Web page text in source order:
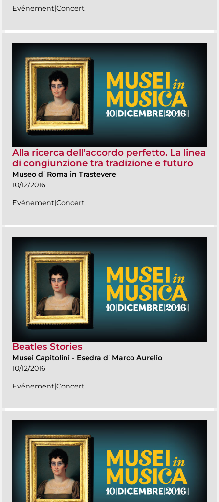
Evénement|Concert
Alla ricerca dell'accordo perfetto. La linea
di congiunzione tra tradizione e futuro
Museo di Roma in Trastevere
10/12/2016
Evénement|Concert
Beatles Stories
Musei Capitolini - Esedra di Marco Aurelio
10/12/2016
Evénement|Concert